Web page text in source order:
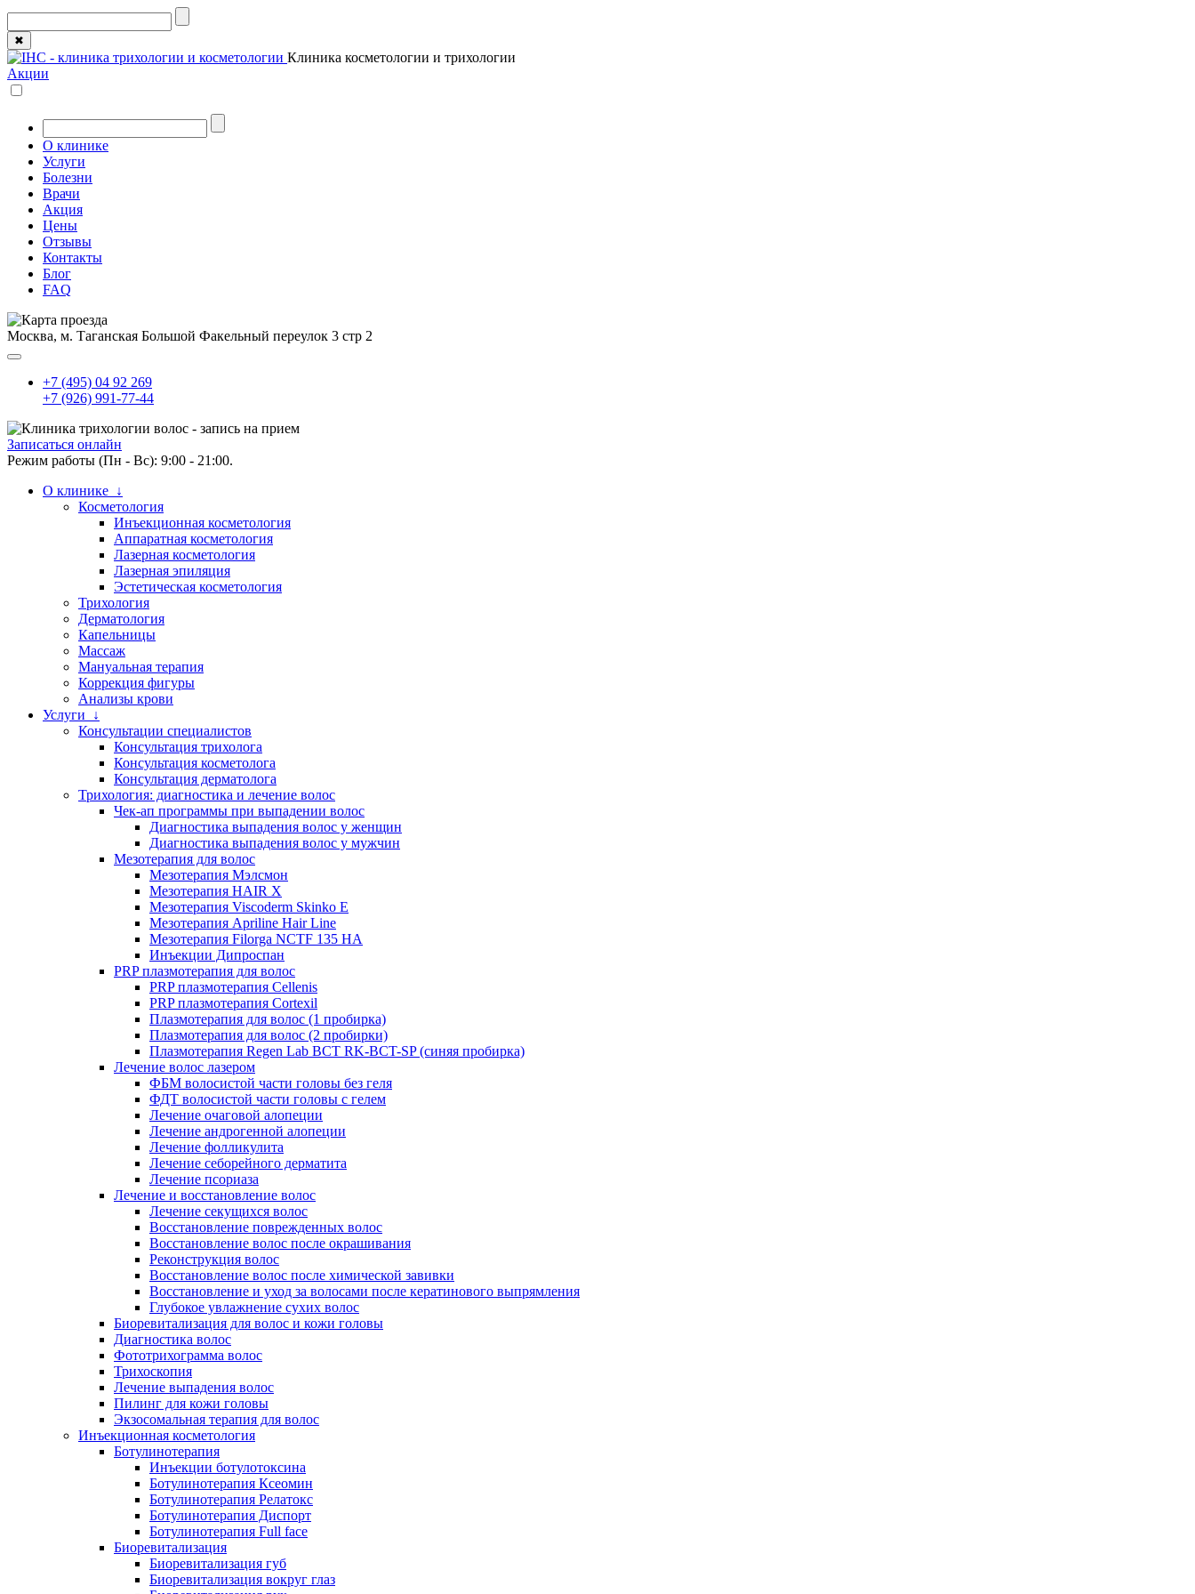
✖
Клиника косметологии и трихологии
Акции
О клинике
Услуги
Болезни
Врачи
Акция
Цены
Отзывы
Контакты
Блог
FAQ
Москва, м. Таганская Большой Факельный переулок 3 стр 2
+7 (495) 04 92 269
+7 (926) 991-77-44
Записаться онлайн
Режим работы (Пн - Вс): 9:00 - 21:00.
О клинике ↓
Косметология
Инъекционная косметология
Аппаратная косметология
Лазерная косметология
Лазерная эпиляция
Эстетическая косметология
Трихология
Дерматология
Капельницы
Массаж
Мануальная терапия
Коррекция фигуры
Анализы крови
Услуги ↓
Консультации специалистов
Консультация трихолога
Консультация косметолога
Консультация дерматолога
Трихология: диагностика и лечение волос
Чек-ап программы при выпадении волос
Диагностика выпадения волос у женщин
Диагностика выпадения волос у мужчин
Мезотерапия для волос
Мезотерапия Мэлсмон
Мезотерапия HAIR X
Мезотерапия Viscoderm Skinko E
Мезотерапия Apriline Hair Line
Мезотерапия Filorga NCTF 135 HA
Инъекции Дипроспан
PRP плазмотерапия для волос
PRP плазмотерапия Cellenis
PRP плазмотерапия Cortexil
Плазмотерапия для волос (1 пробирка)
Плазмотерапия для волос (2 пробирки)
Плазмотерапия Regen Lab BCT RK-BCT-SP (синяя пробирка)
Лечение волос лазером
ФБМ волосистой части головы без геля
ФДТ волосистой части головы с гелем
Лечение очаговой алопеции
Лечение андрогенной алопеции
Лечение фолликулита
Лечение себорейного дерматита
Лечение псориаза
Лечение и восстановление волос
Лечение секущихся волос
Восстановление поврежденных волос
Восстановление волос после окрашивания
Реконструкция волос
Восстановление волос после химической завивки
Восстановление и уход за волосами после кератинового выпрямления
Глубокое увлажнение сухих волос
Биоревитализация для волос и кожи головы
Диагностика волос
Фототрихограмма волос
Трихоскопия
Лечение выпадения волос
Пилинг для кожи головы
Экзосомальная терапия для волос
Инъекционная косметология
Ботулинотерапия
Инъекции ботулотоксина
Ботулинотерапия Ксеомин
Ботулинотерапия Релатокс
Ботулинотерапия Диспорт
Ботулинотерапия Full face
Биоревитализация
Биоревитализация губ
Биоревитализация вокруг глаз